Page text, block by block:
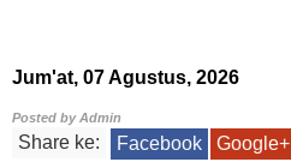
Jum'at, 07 Agustus, 2026
Posted byAdmin
Share ke: Facebook Google+